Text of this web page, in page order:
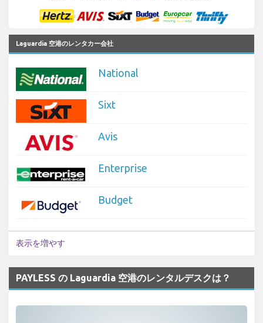
Laguardia 空港のレンタカー会社
National
Sixt
Avis
Enterprise
Budget
表示を増やす
PAYLESS の Laguardia 空港のレンタルデスクは？